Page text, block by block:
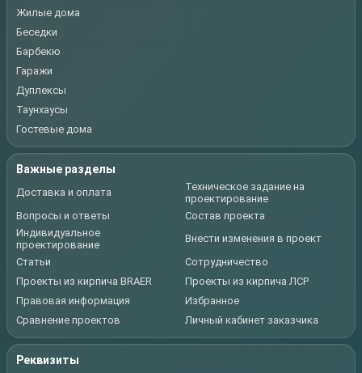
Жилые дома
Беседки
Барбекю
Гаражи
Дуплексы
Таунхаусы
Гостевые дома
Важные разделы
Доставка и оплата
Техническое задание на
проектирование
Вопросы и ответы
Состав проекта
Индивидуальное
проектирование
Внести изменения в проект
Статьи
Сотрудничество
Проекты из кирпича BRAER
Проекты из кирпича ЛСР
Правовая информация
Избранное
Сравнение проектов
Личный кабинет заказчика
Реквизиты